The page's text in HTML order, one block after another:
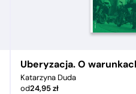
Uberyzacja. O
Katarzyna Duda
od24,95zł